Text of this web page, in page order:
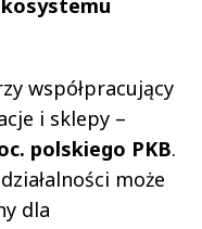
współpracujący
i sklepy –
polskiego PKB.
może
dla